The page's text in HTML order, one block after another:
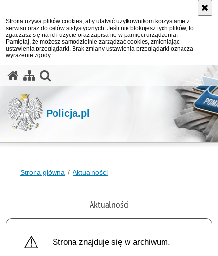
Strona używa plików cookies, aby ułatwić użytkownikom korzystanie z
serwisu oraz do celów statystycznych. Jeśli nie blokujesz tych plików, to
zgadzasz się na ich użycie oraz zapisanie w pamięci urządzenia.
Pamiętaj, że możesz samodzielnie zarządzać cookies, zmieniając
ustawienia przeglądarki. Brak zmiany ustawienia przeglądarki oznacza
wyrażenie zgody.
Policja.pl
Strona główna Aktualności
Aktualności
Strona znajduje się w archiwum.